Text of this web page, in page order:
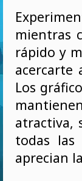
mientras
rápido y
Los
atractiva,
todas las
aprecian